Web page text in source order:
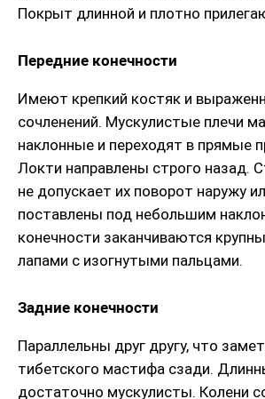
Покрыт длинной и плотно
Передние конечности
Имеют крепкий костяк и
сочленений. Мускулистые плечи
наклонные и переходят в прямые
Локти направлены строго назад.
не допускает их поворот наружу
поставлены под небольшим
конечности заканчиваются
лапами с изогнутыми пальцами.
Задние конечности
Параллельны друг другу, что
тибетского мастифа сзади.
достаточно мускулисты. Колени